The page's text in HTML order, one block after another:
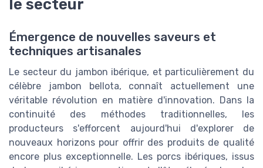
le secteur
Émergence de nouvelles saveurs et
techniques artisanales
Le secteur du jambon ibérique, et particulièrement du
célèbre jambon bellota, connaît actuellement une
véritable révolution en matière d'innovation. Dans la
continuité des méthodes traditionnelles, les
producteurs s'efforcent aujourd'hui d'explorer de
nouveaux horizons pour offrir des produits de qualité
encore plus exceptionnelle. Les porcs ibériques, issus